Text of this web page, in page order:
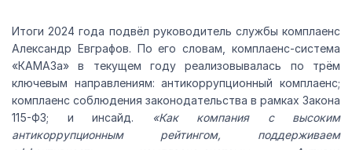
Итоги 2024 года подвёл руководитель службы комплаенс
Александр Евграфов. По его словам, комплаенс-система
«КАМАЗа» в текущем году реализовывалась по трём
ключевым направлениям: антикоррупционный комплаенс;
комплаенс соблюдения законодательства в рамках Закона
115-ФЗ; и инсайд.
«Как компания с высоким
антикоррупционным рейтингом, поддерживаем